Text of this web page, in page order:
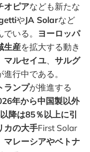
オピアなども新たな
やJA Solarなど
いる。 ヨーロッパ
生産を拡大する動き
マルセイユ、 サルグ
行中である。
ランプが推進する
年から中国製以外
降は85％以上に引
カの大手First Solar
マレーシアやベトナ